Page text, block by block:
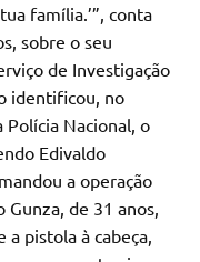
família.’”, conta
sobre o seu
de Investigação
identificou, no
Polícia Nacional, o
Edivaldo
a operação
de 31 anos,
pistola à cabeça,